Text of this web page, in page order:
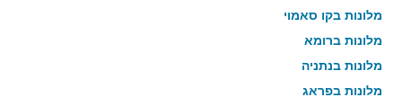
מלונות בקו סאמוי
מלונות ברומא
מלונות בנתניה
מלונות בפראג